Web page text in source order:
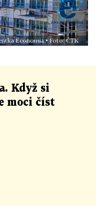
Economia • Foto: ČTK
Když si
moci číst